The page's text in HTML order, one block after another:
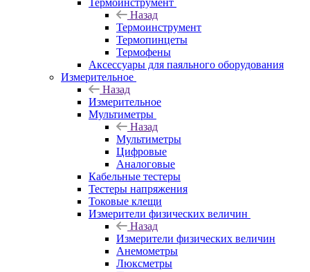
Термоинструмент
Назад
Термоинструмент
Термопинцеты
Термофены
Аксессуары для паяльного оборудования
Измерительное
Назад
Измерительное
Мультиметры
Назад
Мультиметры
Цифровые
Аналоговые
Кабельные тестеры
Тестеры напряжения
Токовые клещи
Измерители физических величин
Назад
Измерители физических величин
Анемометры
Люксметры